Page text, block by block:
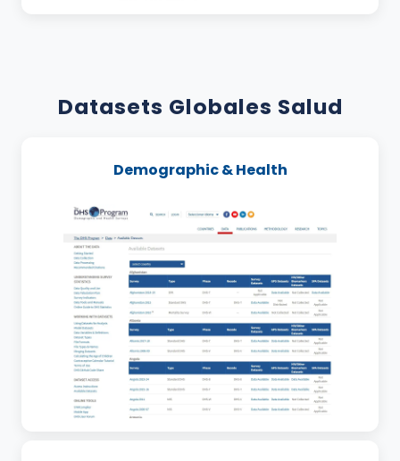
Datasets Globales Salud
Demographic & Health